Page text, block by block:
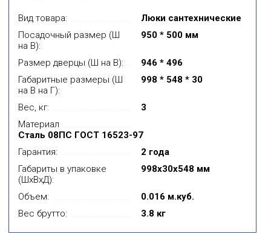
Вид товара:
Люки сантехнические
Посадочный размер (Ш
на В):
950 * 500 мм
Размер дверцы (Ш на В):
946 * 496
Габаритные размеры (Ш
на В на Г):
998 * 548 * 30
Вес, кг:
3
Материал
Сталь 08ПС ГОСТ 16523-97
Гарантия:
2 года
Габариты в упаковке
(ШхВхД):
998x30x548 мм
Объем:
0.016 м.куб.
Вес брутто:
3.8 кг